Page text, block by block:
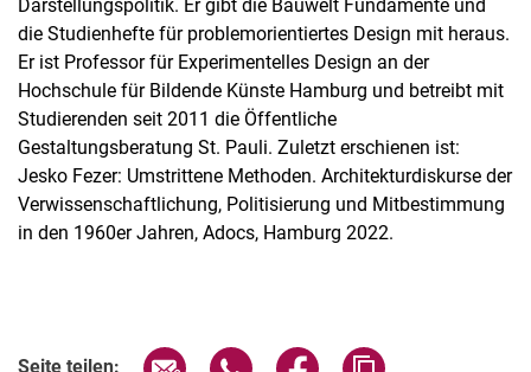
Darstellungspolitik. Er gibt die Bauwelt Fundamente und
die Studienhefte für problemorientiertes Design mit heraus.
Er ist Professor für Experimentelles Design an der
Hochschule für Bildende Künste Hamburg und betreibt mit
Studierenden seit 2011 die Öffentliche
Gestaltungsberatung St. Pauli. Zuletzt erschienen ist:
Jesko Fezer: Umstrittene Methoden. Architekturdiskurse der
Verwissenschaftlichung, Politisierung und Mitbestimmung
in den 1960er Jahren, Adocs, Hamburg 2022.
Seite teilen: Seite über E-Mail teilen
Seite über WhatsApp teilen
Seite über Facebook